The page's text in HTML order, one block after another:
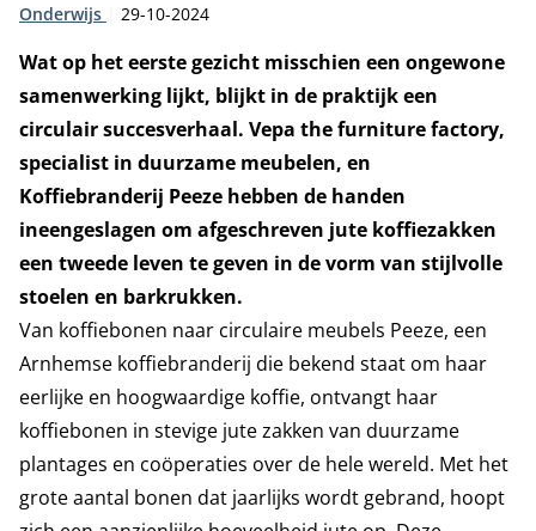
Type:
Onderwijs Publicatiedatum:
29-10-2024
Wat op het eerste gezicht misschien een ongewone
samenwerking lijkt, blijkt in de praktijk een
circulair succesverhaal. Vepa the furniture factory,
specialist in duurzame meubelen, en
Koffiebranderij Peeze hebben de handen
ineengeslagen om afgeschreven jute koffiezakken
een tweede leven te geven in de vorm van stijlvolle
stoelen en barkrukken.
Van koffiebonen naar circulaire meubels Peeze, een
Arnhemse koffiebranderij die bekend staat om haar
eerlijke en hoogwaardige koffie, ontvangt haar
koffiebonen in stevige jute zakken van duurzame
plantages en coöperaties over de hele wereld. Met het
grote aantal bonen dat jaarlijks wordt gebrand, hoopt